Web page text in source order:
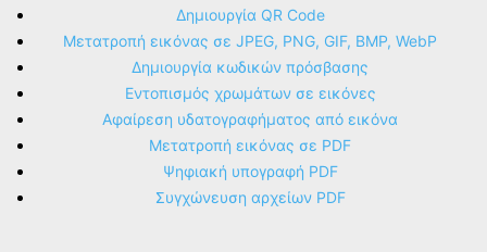
Δημιουργία QR Code
Μετατροπή εικόνας σε JPEG, PNG, GIF, BMP, WebP
Δημιουργία κωδικών πρόσβασης
Εντοπισμός χρωμάτων σε εικόνες
Αφαίρεση υδατογραφήματος από εικόνα
Μετατροπή εικόνας σε PDF
Ψηφιακή υπογραφή PDF
Συγχώνευση αρχείων PDF